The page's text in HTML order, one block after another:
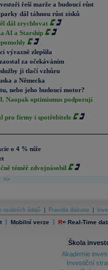
řeší marže a budoucí růst
dál táhnou růst zisků
dál zrychlovat
AI a Starship
výrazně zlepšila
za očekáváním
ji tlačí vzhůru
a Německa
nebo jeho budoucí motor?
Naopak optimismus podporují
pro firmy i spotřebitele
o 4 % níže
téměř zdvojnásobil
>>
osobních údajů Pravidla diskuse
| Mobilní verze | R= Real-Time
Škola
Akademie
Investiční